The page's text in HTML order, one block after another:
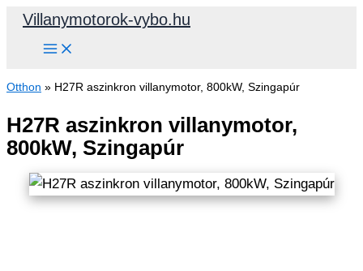
SkipVillanymotorok-vybo.hu
Otthon » H27R aszinkron villanymotor, 800kW, Szingapúr
H27R aszinkron villanymotor,
800kW, Szingapúr